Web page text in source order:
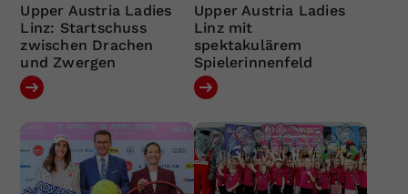
Upper Austria Ladies
Linz: Startschuss
zwischen Drachen
und Zwergen
Upper Austria Ladies
Linz mit
spektakulärem
Spielerinnenfeld